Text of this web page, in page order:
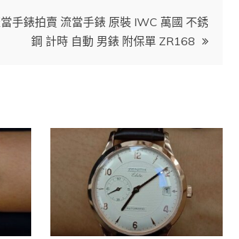
手錶拍賣 流當手錶 原裝 IWC 萬國 不銹
鋼 計時 自動 男錶 附保單 ZR168